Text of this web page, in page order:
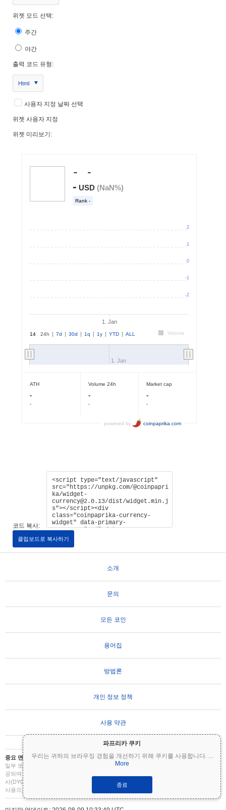
파프리카 쿠키
우리는 귀하의 브라우징 경험을 개선하기 위해 쿠키를 사용합니다. ...
More
종료
위젯 모드 선택:
주간
야간
출력 코드 유형:
Html
사용자 지정 날짜 선택
위젯 사용자 지정
위젯 미리보기:
코드 복사:
클립보드로 복사하기
소개
문의
모든 코인
용어집
방법론
개인 정보 정책
사용 약관
중요 면책 조항: 암호화폐는 변동성이 매우 높으며 상당한 위험을 수반합니다. 투자금의
일부 또는 전부를 잃을 수 있습니다. Coinpaprika의 모든 정보는 정보 제공 목적으로만 제
공되며 재무 또는 투자 조언을 구성하지 않습니다. 투자 결정을 내리기 전에 항상 직접 조
사(DYOR)를 수행하고 자격을 갖춘 재무 고문과 상담하십시오. Coinpaprika는 이 정보의
사용으로 인한 손실에 대해 책임을 지지 않습니다.